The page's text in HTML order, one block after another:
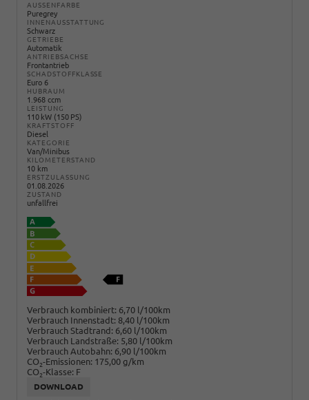
AUSSENFARBE
Puregrey
INNENAUSSTATTUNG
Schwarz
GETRIEBE
Automatik
ANTRIEBSACHSE
Frontantrieb
SCHADSTOFFKLASSE
Euro 6
HUBRAUM
1.968 ccm
LEISTUNG
110 kW (150 PS)
KRAFTSTOFF
Diesel
KATEGORIE
Van/Minibus
KILOMETERSTAND
10 km
ERSTZULASSUNG
01.08.2026
ZUSTAND
unfallfrei
Verbrauch kombiniert: 6,70 l/100km
Verbrauch Innenstadt: 8,40 l/100km
Verbrauch Stadtrand: 6,60 l/100km
Verbrauch Landstraße: 5,80 l/100km
Verbrauch Autobahn: 6,90 l/100km
CO2-Emissionen: 175,00 g/km
CO2-Klasse: F
DOWNLOAD